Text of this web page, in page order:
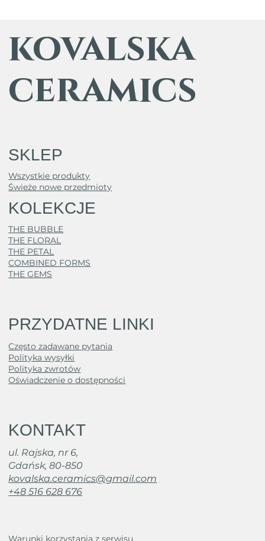
kovalska
ceramics
SKLEP
Wszystkie produkty
Świeże nowe przedmioty
KOLEKCJE
THE BUBBLE
THE FLORAL
THE PETAL
COMBINED FORMS
THE GEMS
PRZYDATNE LINKI
Często zadawane pytania
Polityka wysyłki
Polityka zwrotów
Oświadczenie o dostępności
KONTAKT
ul. Rajska, nr 6,
Gdańsk, 80-850
kovalska.ceramics@gmail.com
+48 516 628 676
Warunki korzystania z serwisu